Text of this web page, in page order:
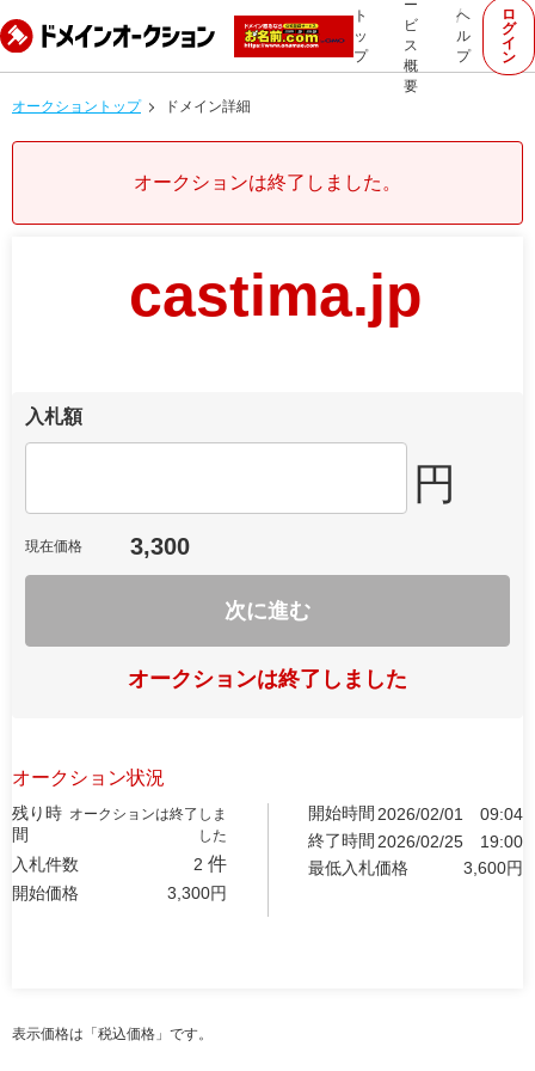
ト
ッ
プ
ー
ビ
ス
概
要
ヘ
ル
プ
ロ
グ
イ
ン
オークショントップ ドメイン詳細
オークションは終了しました。
castima.jp
入札額
円
現在価格 3,300
次に進む
オークションは終了しました
オークション状況
残り時
間
オークションは終了しま
した
入札件数 2 件
開始価格 3,300円
開始時間 2026/02/01
09:04
終了時間 2026/02/25
19:00
最低入札価格
3,600円
表示価格は「税込価格」です。